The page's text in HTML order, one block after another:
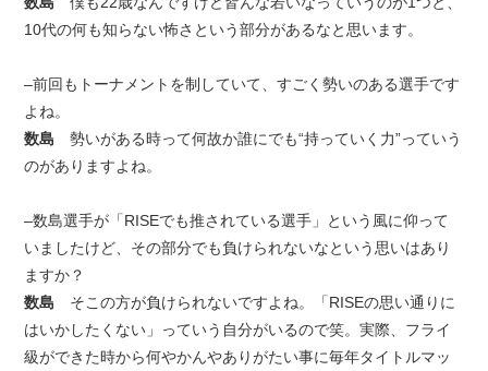
10代の何も知らない怖さという部分があるなと思います。
–前回もトーナメントを制していて、すごく勢いのある選手です
よね。
数島 勢いがある時って何故か誰にでも“持っていく力”っていう
のがありますよね。
–数島選手が「RISEでも推されている選手」という風に仰って
いましたけど、その部分でも負けられないなという思いはあり
ますか？
数島 そこの方が負けられないですよね。「RISEの思い通りに
はいかしたくない」っていう自分がいるので笑。実際、フライ
級ができた時から何やかんやありがたい事に毎年タイトルマッ